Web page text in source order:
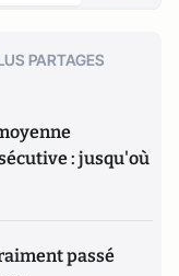
PARTAGES
: jusqu'où
passé